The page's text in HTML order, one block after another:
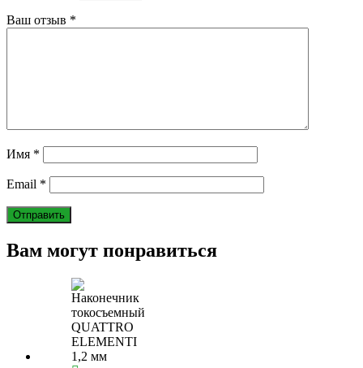
Ваш отзыв *
Имя *
Email *
Вам могут понравиться